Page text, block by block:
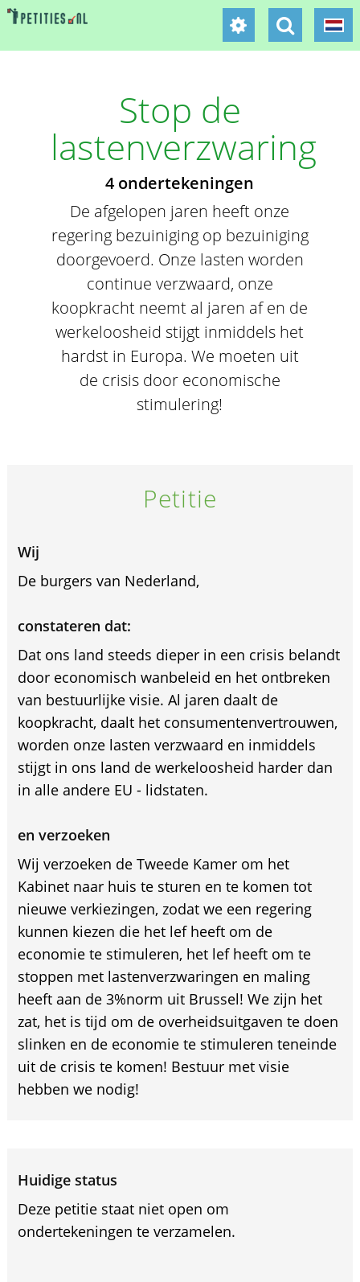
Stop de
lastenverzwaring
4 ondertekeningen
De afgelopen jaren heeft onze
regering bezuiniging op bezuiniging
doorgevoerd. Onze lasten worden
continue verzwaard, onze
koopkracht neemt al jaren af en de
werkeloosheid stijgt inmiddels het
hardst in Europa. We moeten uit
de crisis door economische
stimulering!
Petitie
Wij
De burgers van Nederland,
constateren dat:
Dat ons land steeds dieper in een crisis belandt
door economisch wanbeleid en het ontbreken
van bestuurlijke visie. Al jaren daalt de
koopkracht, daalt het consumentenvertrouwen,
worden onze lasten verzwaard en inmiddels
stijgt in ons land de werkeloosheid harder dan
in alle andere EU - lidstaten.
en verzoeken
Wij verzoeken de Tweede Kamer om het
Kabinet naar huis te sturen en te komen tot
nieuwe verkiezingen, zodat we een regering
kunnen kiezen die het lef heeft om de
economie te stimuleren, het lef heeft om te
stoppen met lastenverzwaringen en maling
heeft aan de 3%norm uit Brussel! We zijn het
zat, het is tijd om de overheidsuitgaven te doen
slinken en de economie te stimuleren teneinde
uit de crisis te komen! Bestuur met visie
hebben we nodig!
Huidige status
Deze petitie staat niet open om
ondertekeningen te verzamelen.